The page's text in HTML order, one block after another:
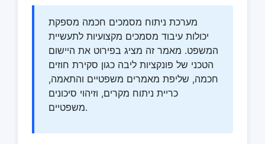
מערכת ניתוח מסמכים חכמה מספקת
יכולות עיבוד מסמכים מקצועיות לתעשיית
המשפט. מאמר זה מציג בפירוט את היישום
הטכני של פונקציות ליבה כגון סקירת חוזים
חכמה, שליפת מאמרים משפטיים והתאמה,
כריית ניתוח מקרים, וזיהוי סיכונים
משפטיים.